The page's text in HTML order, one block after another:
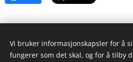
© 2023 Reiser og
Vi bruker informasjonskapsler for å
fungerer som det skal, og for å tilby